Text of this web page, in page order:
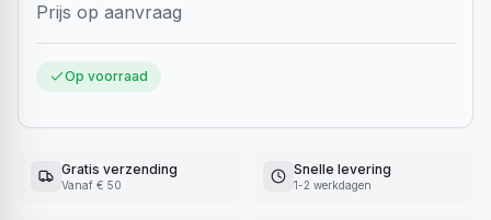
Prijs op aanvraag
Op voorraad
Gratis verzending
Vanaf € 50
Snelle levering
1-2 werkdagen